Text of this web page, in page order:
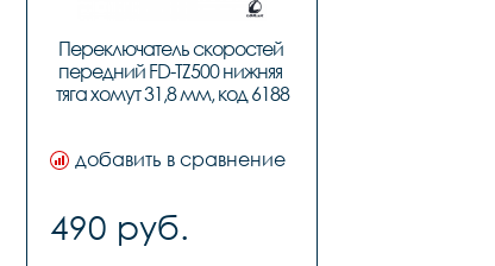
Переключатель скоростей
передний FD-TZ500 нижняя
тяга хомут 31,8 мм, код 6188
добавить в сравнение
490 руб.